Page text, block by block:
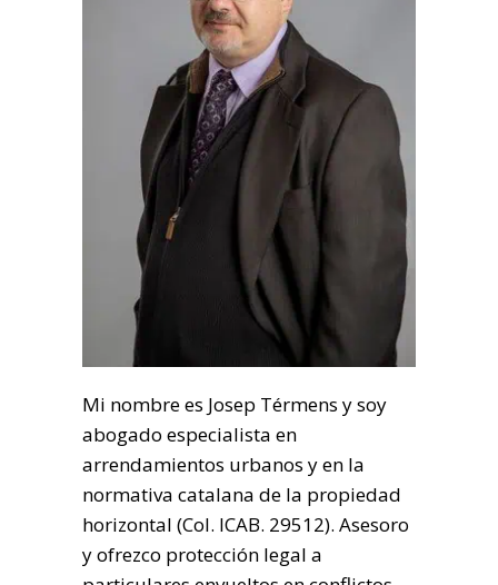
Mi nombre es Josep Térmens y soy
abogado especialista en
arrendamientos urbanos y en la
normativa catalana de la propiedad
horizontal (Col. ICAB. 29512). Asesoro
y ofrezco protección legal a